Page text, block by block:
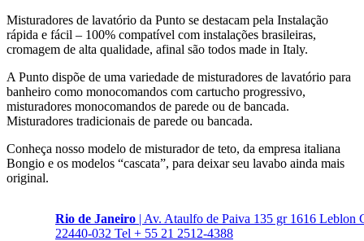
Misturadores de lavatório da Punto se destacam pela Instalação
rápida e fácil – 100% compatível com instalações brasileiras,
cromagem de alta qualidade, afinal são todos made in Italy.
A Punto dispõe de uma variedade de misturadores de lavatório para
banheiro como monocomandos com cartucho progressivo,
misturadores monocomandos de parede ou de bancada.
Misturadores tradicionais de parede ou bancada.
Conheça nosso modelo de misturador de teto, da empresa italiana
Bongio e os modelos “cascata”, para deixar seu lavabo ainda mais
original.
Rio de Janeiro | Av. Ataulfo de Paiva 135 gr 1616 Leblon
22440-032 Tel + 55 21 2512-4388